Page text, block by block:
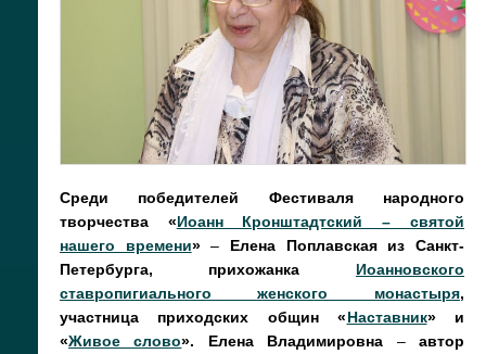
Среди победителей
Фестиваля народного
творчества «Иоанн Кронштадтский – святой
нашего времени»– Елена Поплавская из Санкт-
Петербурга, прихожанка Иоанновского
ставропигиального женского монастыря,
участница приходских общин «Наставник» и
«Живое слово». Елена Владимировна –автор